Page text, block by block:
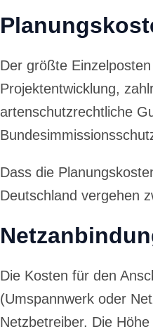
Der größte
Projektentwicklung,
artenschutzrechtliche
Dass die
Deutschland vergehen
Die Kosten für den
(Umspannwerk oder
Netzbetreiber. Die